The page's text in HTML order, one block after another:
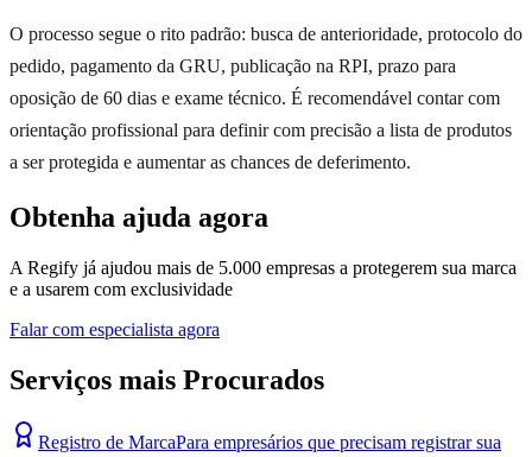
O processo segue o rito padrão: busca de anterioridade, protocolo do
pedido, pagamento da GRU, publicação na RPI, prazo para
oposição de 60 dias e exame técnico. É recomendável contar com
orientação profissional para definir com precisão a lista de produtos
a ser protegida e aumentar as chances de deferimento.
Obtenha ajuda agora
A Regify já ajudou mais de 5.000 empresas a protegerem sua marca
e a usarem com exclusividade
Falar com especialista agora
Serviços mais Procurados
Registro de MarcaPara empresários que precisam registrar sua